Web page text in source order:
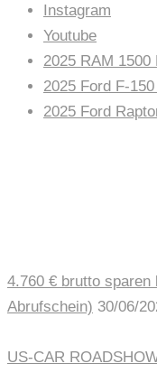
Instagram
Youtube
2025 RAM 1500
2025 Ford F-
2025 Ford
4.760 € brutto
Abrufschein) 30/06/
US-CAR